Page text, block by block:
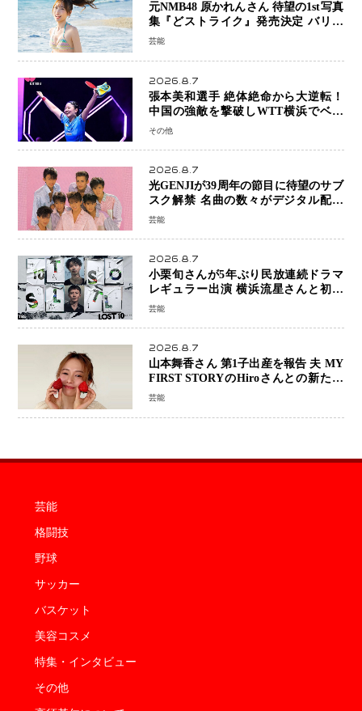
元NMB48 原かれんさん 待望の1st写真
集『どストライク』発売決定 バリで
魅せる25歳の新境地
芸能
2026.8.7
張本美和選手 絶体絶命から大逆転！
中国の強敵を撃破しWTT横浜でベス
ト8進出
その他
2026.8.7
光GENJIが39周年の節目に待望のサブ
スク解禁 名曲の数々がデジタル配信
へ 40周年へ向け1年間で全作品を順次
芸能
2026.8.7
小栗旬さんが5年ぶり民放連続ドラマ
レギュラー出演 横浜流星さんと初共
演『LOST10』で異色バディ結成
芸能
2026.8.7
山本舞香さん 第1子出産を報告 夫 MY
FIRST STORYのHiroさんとの新たな
家族生活「母子ともに健康」
芸能
芸能
格闘技
野球
サッカー
バスケット
美容コスメ
特集・インタビュー
その他